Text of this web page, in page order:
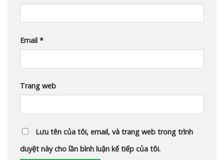
Email *
Trang web
Lưu tên của tôi, email, và trang web trong trình
duyệt này cho lần bình luận kế tiếp của tôi.